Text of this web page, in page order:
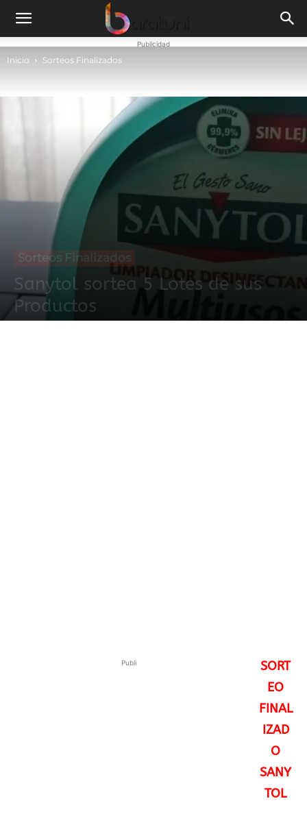
Publicidad
Inicio Sorteos Finalizados
Sorteos Finalizados
Sanytol sortea 5 Lotes de sus
Productos
Publi
SORT
EO
FINAL
IZAD
O
SANY
TOL